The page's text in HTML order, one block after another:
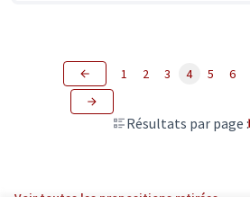
Résultats par page :
1 2 3 4 5 6
Voir toutes les propositions retirées